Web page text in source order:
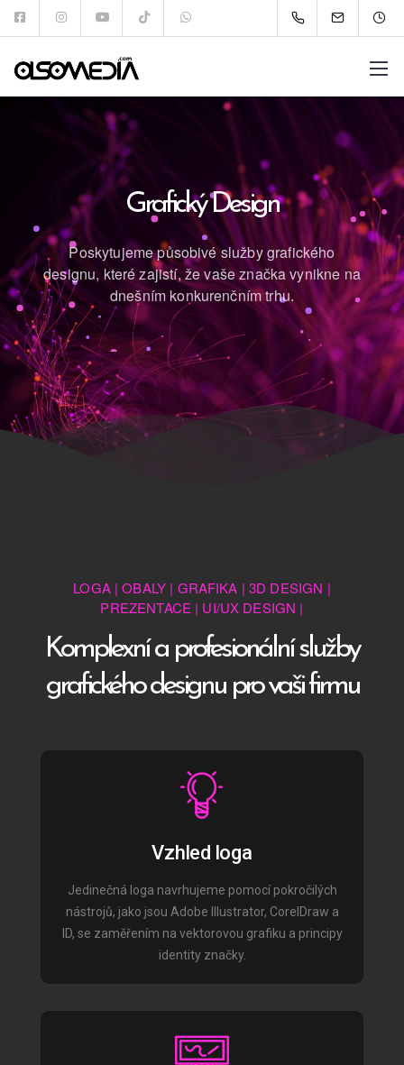
Grafický Design
Poskytujeme působivé služby grafického
designu, které zajistí,že vaše značka vynikne na
dnešním konkurenčním trhu.
LOGA | OBALY | GRAFIKA | 3D DESIGN |
PREZENTACE | UI/UX DESIGN |
Komplexní a profesionální služby
grafického designu pro vaši firmu
Vzhled loga
Jedinečná loga navrhujeme pomocí pokročilých
nástrojů, jako jsou Adobe Illustrator, CorelDraw a
ID, se zaměřením na vektorovou grafiku a principy
identity značky.